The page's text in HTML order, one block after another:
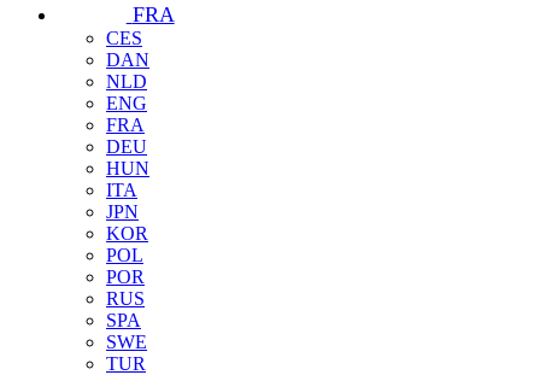
FRA
CES
DAN
NLD
ENG
FRA
DEU
HUN
ITA
JPN
KOR
POL
POR
RUS
SPA
SWE
TUR